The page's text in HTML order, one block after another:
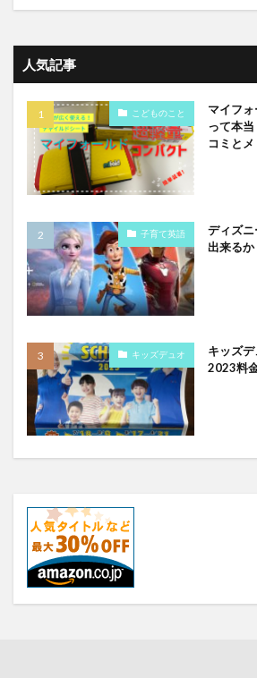
人気記事
こどものこと
マイフ
って本
コミと
子育て英語
ディズ
出来るか
キッズデュオ
キッズ
2023料